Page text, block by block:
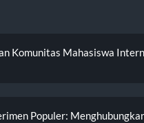
Komunitas Mahasiswa
Populer: